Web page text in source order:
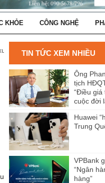
KHỎE CÔNG NGHỆ
Marathon Series 2024
TIN TỨC XEM NHIỀU
Ông
tịch
“Điều giá
cuộc đời
Huawei
Trung
VPBank
“Ngân
hàng”